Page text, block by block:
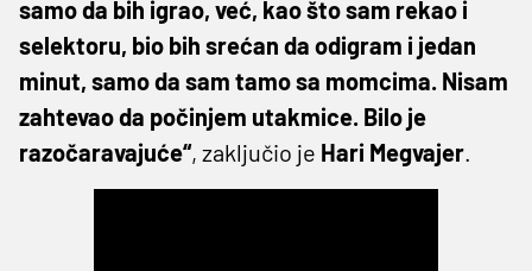
samo da bih igrao, već, kao što sam rekao i
selektoru, bio bih srećan da odigram i jedan
minut, samo da sam tamo sa momcima. Nisam
zahtevao da počinjem utakmice. Bilo je
razočaravajuće“, zaključio je Hari Megvajer.